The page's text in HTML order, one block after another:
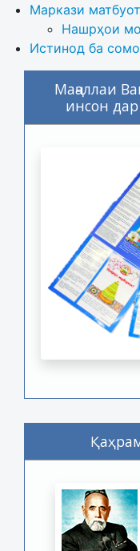
Маркази матбуот
Нашрҳои мо
Истинод ба
Маҷаллаи
инсон